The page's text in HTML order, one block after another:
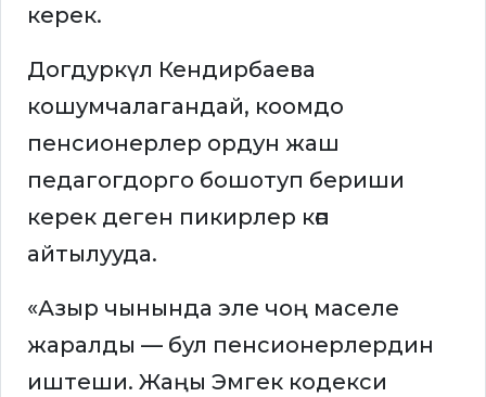
керек.
Догдуркүл Кендирбаева
кошумчалагандай, коомдо
пенсионерлер ордун жаш
педагогдорго бошотуп бериши
керек деген пикирлер көп
айтылууда.
«Азыр чынында эле чоң маселе
жаралды — бул пенсионерлердин
иштеши. Жаңы Эмгек кодекси